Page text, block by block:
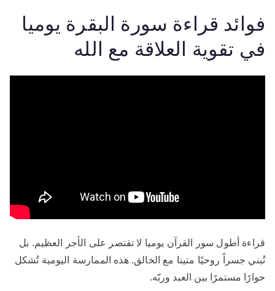
فوائد قراءة سورة البقرة يوميا
في تقوية العلاقة مع الله
قراءة أطول سور القرآن يوميا لا تقتصر على الأجر العظيم. بل
تُبني جسراً روحيًا متينا مع الخالق. هذه الممارسة اليومية تُشكل
حوارًا مستمرًا بين العبد وربّه.